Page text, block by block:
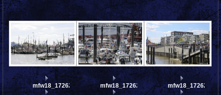
mfw18_172628
mfw18_172626
mfw18_172625